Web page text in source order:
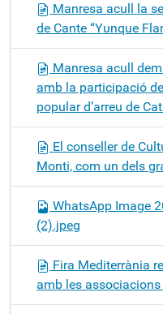
Manresa acull la
de Cante “Yunque
Manresa acull
amb la participació
popular d’arreu de
El conseller de
Monti, com un dels
WhatsApp Image
(2).jpeg
Fira Mediterrània
amb les